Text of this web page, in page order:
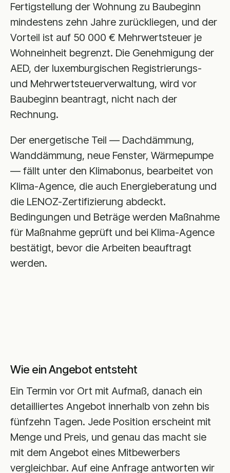
Fertigstellung der Wohnung zu Baubeginn
mindestens zehn Jahre zurückliegen, und der
Vorteil ist auf 50 000 € Mehrwertsteuer je
Wohneinheit begrenzt. Die Genehmigung der
AED, der luxemburgischen Registrierungs-
und Mehrwertsteuerverwaltung, wird vor
Baubeginn beantragt, nicht nach der
Rechnung.
Der energetische Teil — Dachdämmung,
Wanddämmung, neue Fenster, Wärmepumpe
— fällt unter den Klimabonus, bearbeitet von
Klima-Agence, die auch Energieberatung und
die LENOZ-Zertifizierung abdeckt.
Bedingungen und Beträge werden Maßnahme
für Maßnahme geprüft und bei Klima-Agence
bestätigt, bevor die Arbeiten beauftragt
werden.
Wie ein Angebot entsteht
Ein Termin vor Ort mit Aufmaß, danach ein
detailliertes Angebot innerhalb von zehn bis
fünfzehn Tagen. Jede Position erscheint mit
Menge und Preis, und genau das macht sie
mit dem Angebot eines Mitbewerbers
vergleichbar. Auf eine Anfrage antworten wir